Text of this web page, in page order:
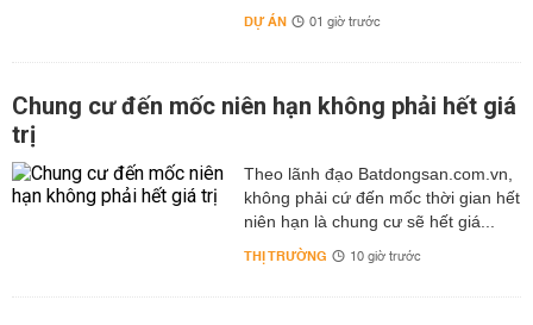
DỰ ÁN 01 giờ trước
Chung cư đến mốc niên hạn không phải hết giá
trị
Theo lãnh đạo Batdongsan.com.vn,
không phải cứ đến mốc thời gian hết
niên hạn là chung cư sẽ hết giá...
THỊ TRƯỜNG 10 giờ trước